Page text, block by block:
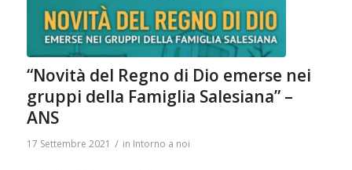
“Novità del Regno di Dio emerse nei
gruppi della Famiglia Salesiana” –
ANS
17 Settembre 2021 / in Intorno a noi